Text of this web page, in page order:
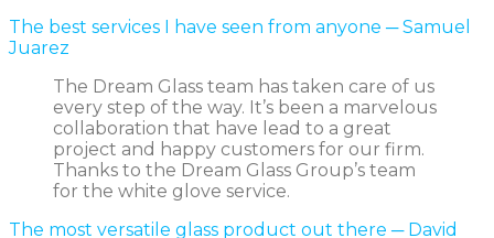
The best services I have seen from anyone ─ Samuel
Juarez
The Dream Glass team has taken care of us
every step of the way. It’s been a marvelous
collaboration that have lead to a great
project and happy customers for our firm.
Thanks to the Dream Glass Group’s team
for the white glove service.
The most versatile glass product out there ─ David